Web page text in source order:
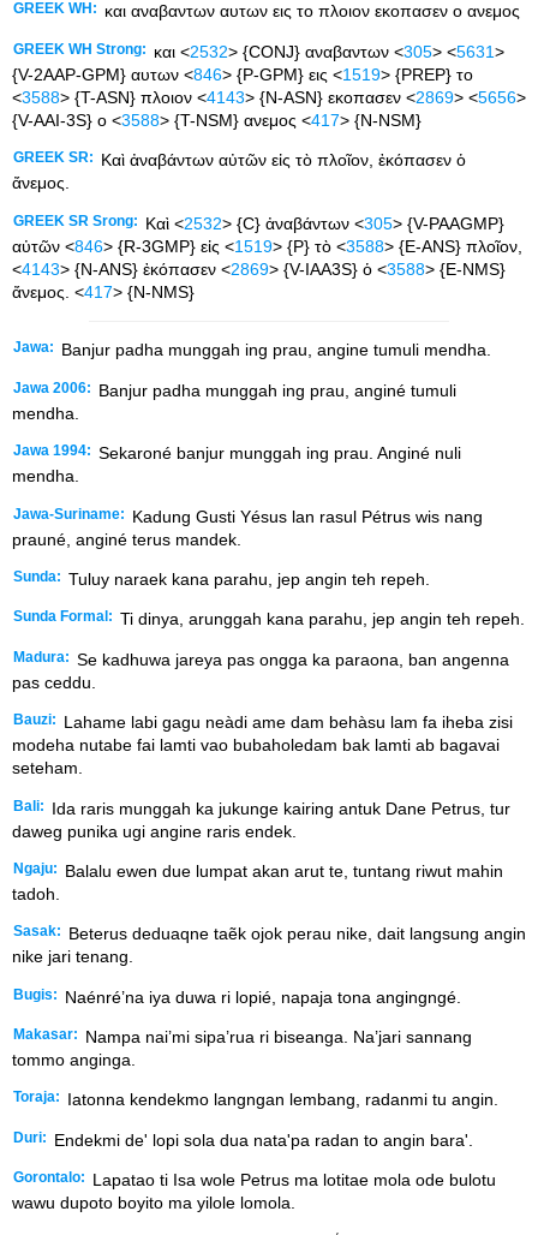
GREEK WH: και αναβαντων αυτων εις το πλοιον εκοπασεν ο ανεμος
GREEK WH Strong: και <2532> {CONJ} αναβαντων <305> <5631>
{V-2AAP-GPM} αυτων <846> {P-GPM} εις <1519> {PREP} το
<3588> {T-ASN} πλοιον <4143> {N-ASN} εκοπασεν <2869> <5656>
{V-AAI-3S} ο <3588> {T-NSM} ανεμος <417> {N-NSM}
GREEK SR:
Καὶ ἀναβάντων αὐτῶν εἰς τὸ πλοῖον, ἐκόπασεν ὁ
ἄνεμος.
GREEK SR Srong: Καὶ <2532> {C} ἀναβάντων <305> {V-PAAGMP}
αὐτῶν <846> {R-3GMP} εἰς <1519> {P} τὸ <3588> {E-ANS} πλοῖον,
<4143> {N-ANS} ἐκόπασεν <2869> {V-IAA3S} ὁ <3588> {E-NMS}
ἄνεμος. <417> {N-NMS}
Jawa: Banjur padha munggah ing prau, angine tumuli mendha.
Jawa 2006:
Banjur padha munggah ing prau, anginé tumuli
mendha.
Jawa 1994: Sekaroné banjur munggah ing prau. Anginé nuli
mendha.
Jawa-Suriname:
Kadung Gusti Yésus lan rasul Pétrus wis nang
prauné, anginé terus mandek.
Sunda: Tuluy naraek kana parahu, jep angin teh repeh.
Sunda Formal: Ti dinya, arunggah kana parahu, jep angin teh repeh.
Madura: Se kadhuwa jareya pas ongga ka paraona, ban angenna
pas ceddu.
Bauzi:
Lahame labi gagu neàdi ame dam behàsu lam fa iheba zisi
modeha nutabe fai lamti vao bubaholedam bak lamti ab bagavai
seteham.
Bali:
Ida raris munggah ka jukunge kairing antuk Dane Petrus, tur
daweg punika ugi angine raris endek.
Ngaju:
Balalu ewen due lumpat akan arut te, tuntang riwut mahin
tadoh.
Sasak:
Beterus deduaqne taẽk ojok perau nike, dait langsung angin
nike jari tenang.
Bugis: Naénré’na iya duwa ri lopié, napaja tona angingngé.
Makasar:
Nampa nai’mi sipa’rua ri biseanga. Na’jari sannang
tommo anginga.
Toraja: Iatonna kendekmo langngan lembang, radanmi tu angin.
Duri: Endekmi de' lopi sola dua nata'pa radan to angin bara'.
Gorontalo:
Lapatao ti Isa wole Petrus ma lotitae mola ode bulotu
wawu dupoto boyito ma yilole lomola.